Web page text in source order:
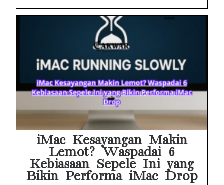
iMac Kesayangan Makin
Lemot? Waspadai 6
Kebiasaan Sepele Ini yang
Bikin Performa iMac Drop